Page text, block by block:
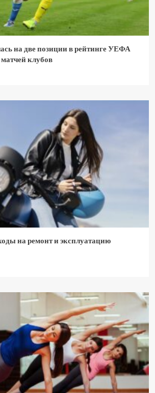
на две позиции в рейтинге УЕФА
клубов
на ремонт и эксплуатацию